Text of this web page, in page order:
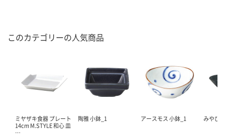
このカテゴリーの人気商品
ミヤザキ食器 プレート
14cm M.STYLE 和心 皿
…
陶雅 小鉢_1 アースモス 小鉢_1 みやび